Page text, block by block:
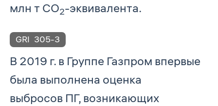
млн т СО2-эквивалента.
GRI 305-3
В 2019 г. в Группе Газпром впервые
была выполнена оценка
выбросов ПГ, возникающих